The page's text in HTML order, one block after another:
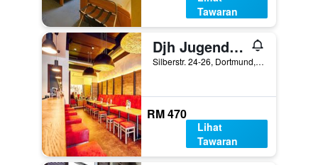
Tawaran
Djh Jugendgästehaus Adolph Kolping
Silberstr. 24-26, Dortmund, North Rhine-Westphalia, Jerman
RM 470
Lihat
Tawaran